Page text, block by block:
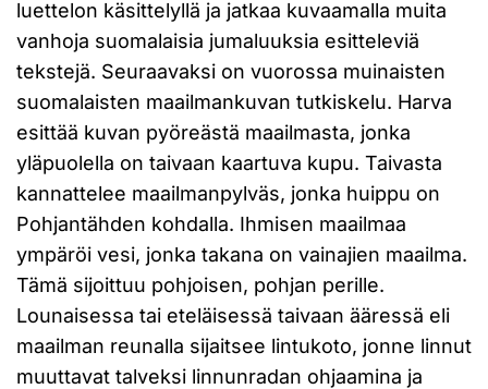
luettelon käsittelyllä ja jatkaa kuvaamalla muita
vanhoja suomalaisia jumaluuksia esitteleviä
tekstejä. Seuraavaksi on vuorossa muinaisten
suomalaisten maailmankuvan tutkiskelu. Harva
esittää kuvan pyöreästä maailmasta, jonka
yläpuolella on taivaan kaartuva kupu. Taivasta
kannattelee maailmanpylväs, jonka huippu on
Pohjantähden kohdalla. Ihmisen maailmaa
ympäröi vesi, jonka takana on vainajien maailma.
Tämä sijoittuu pohjoisen, pohjan perille.
Lounaisessa tai eteläisessä taivaan ääressä eli
maailman reunalla sijaitsee lintukoto, jonne linnut
muuttavat talveksi linnunradan ohjaamina ja